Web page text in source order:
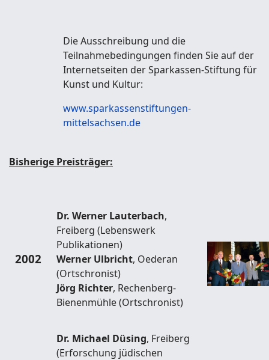
Die Ausschreibung und die
Teilnahmebedingungen finden Sie auf der
Internetseiten der Sparkassen-Stiftung für
Kunst und Kultur:
www.sparkassenstiftungen-
mittelsachsen.de
Bisherige Preisträger:
2002
Dr. Werner Lauterbach,
Freiberg (Lebenswerk
Publikationen)
Werner Ulbricht, Oederan
(Ortschronist)
Jörg Richter, Rechenberg-
Bienenmühle (Ortschronist)
Dr. Michael Düsing, Freiberg
(Erforschung jüdischen